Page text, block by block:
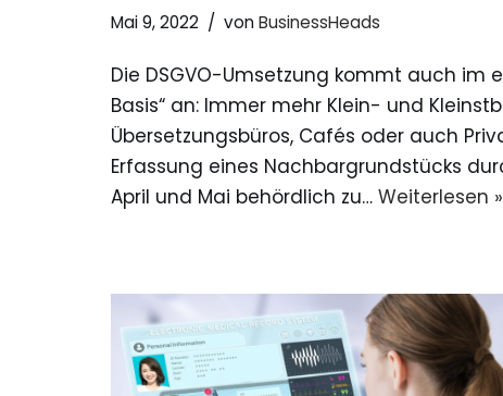
Mai 9, 2022 vonBusinessHeads
Die DSGVO-Umsetzung kommt auch im
Basis“ an: Immer mehr Klein- und
Übersetzungsbüros, Cafés oder auch
Erfassung eines Nachbargrundstücks
April und Mai behördlich zu… Weiterlesen »